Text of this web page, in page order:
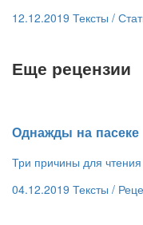
12.12.2019 Тексты /
Еще рецензии
​Однажды на пасеке
Три причины для
04.12.2019 Тексты /